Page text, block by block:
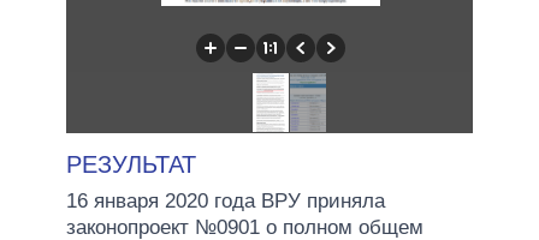
РЕЗУЛЬТАТ
16 января 2020 года ВРУ приняла
законопроект №0901 о полном общем